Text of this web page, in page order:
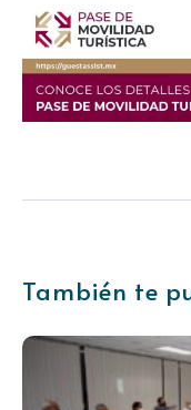
También te